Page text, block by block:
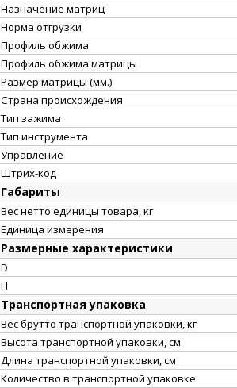
Назначение матриц
Норма отгрузки
Профиль обжима
Профиль обжима матрицы
Размер матрицы (мм.)
Страна происхождения
Тип зажима
Тип инструмента
Управление
Штрих-код
Габариты
Вес нетто единицы товара, кг
Единица измерения
Размерные характеристики
D
H
Транспортная упаковка
Вес брутто транспортной упаковки, кг
Высота транспортной упаковки, см
Длина транспортной упаковки, см
Количество в транспортной упаковке